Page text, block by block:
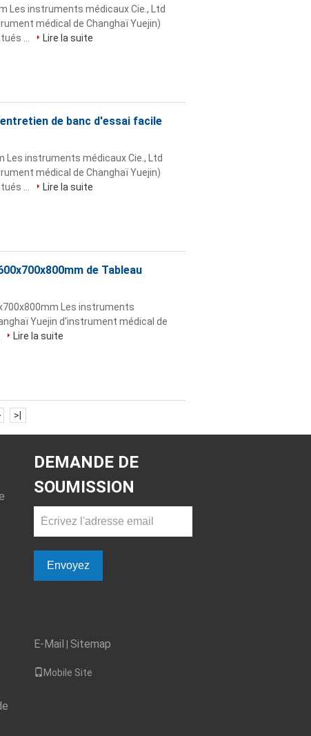
Les instruments médicaux Cie., Ltd
médical de Changhaï Yuejin)
...
Lire la suite
de banc d'essai facile
Les instruments médicaux Cie., Ltd
médical de Changhaï Yuejin)
...
Lire la suite
de Tableau
Les instruments
Yuejin d'instrument médical de
Lire la suite
>|
DEMANDE DE
SOUMISSION
Envoyez
E-Mail Sitemap
Mobile Site